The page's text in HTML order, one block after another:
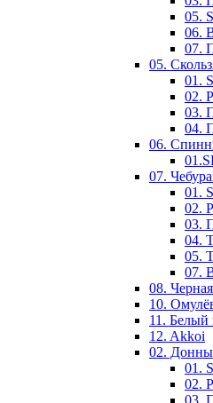
05.
06.
07.
05.
01.
02.
03.
04.
06.
07.
01.
02.
03.
04.
05.
07.
08.
10.
11. Белый
12. Akkoi
02.
01.
02.
03.